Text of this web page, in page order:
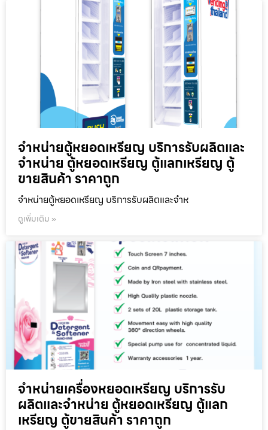
จำหน่ายตู้หยอดเหรียญ บริการรับผลิตและ
จำหน่าย ตู้หยอดเหรียญ ตู้แลกเหรียญ ตู้
ขายสินค้า ราคาถูก
จำหน่ายตู้หยอดเหรียญ บริการรับผลิตและจำห
ดูเพิ่มเติม »
จำหน่ายเครื่องหยอดเหรียญ บริการรับ
ผลิตและจำหน่าย ตู้หยอดเหรียญ ตู้แลก
เหรียญ ตู้ขายสินค้า ราคาถูก